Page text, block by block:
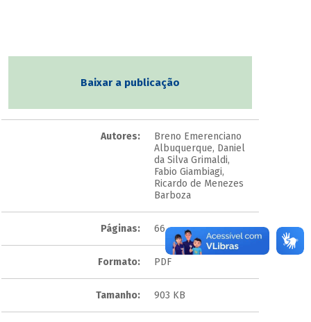
Baixar a publicação
Autores:
Breno Emerenciano
Albuquerque, Daniel
da Silva Grimaldi,
Fabio Giambiagi,
Ricardo de Menezes
Barboza
Páginas: 66
Formato: PDF
Tamanho: 903 KB